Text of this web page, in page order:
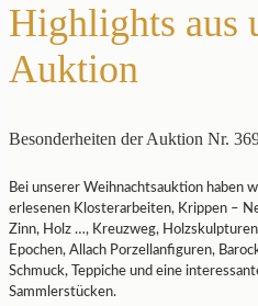
Highlights aus
Auktion
Besonderheiten der Auktion Nr.
Bei unserer Weihnachtsauktion haben
erlesenen Klosterarbeiten, Krippen –
Zinn, Holz …, Kreuzweg,
Epochen, Allach Porzellanfiguren,
Schmuck, Teppiche und eine
Sammlerstücken.